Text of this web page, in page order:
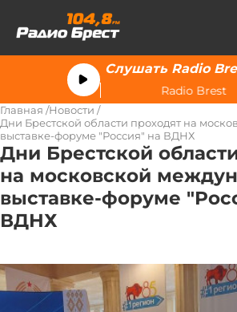
Слушать Radio
Radio Brest
Главная Новости
Дни Брестской области проходят на
выставке-форуме "Россия" на ВДНХ
Дни Брестской
на московской
выставке-форуме
ВДНХ